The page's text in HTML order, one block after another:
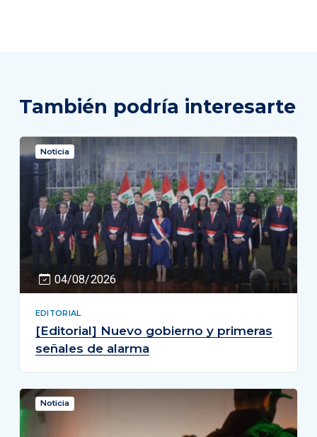
También podría interesarte
Noticia
04/08/2026
EDITORIAL
[Editorial] Nuevo gobierno y primeras
señales de alarma
Noticia